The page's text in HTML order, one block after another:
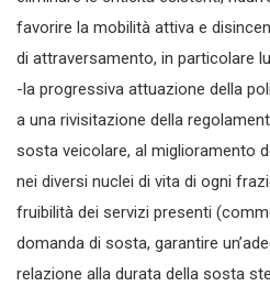
favorire la mobilità attiva e
di attraversamento, in particolare
-la progressiva attuazione della
a una rivisitazione della
sosta veicolare, al miglioramento
nei diversi nuclei di vita di ogni
fruibilità dei servizi presenti
domanda di sosta, garantire
relazione alla durata della sosta